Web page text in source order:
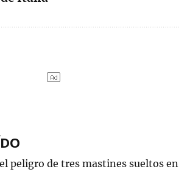
peligro de tres mastines sueltos en